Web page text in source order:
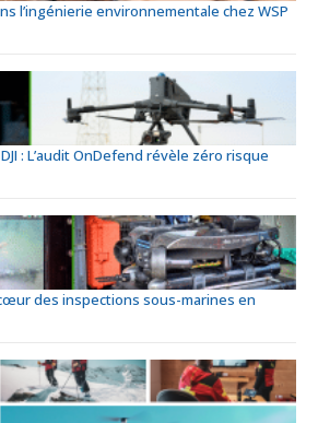
l’ingénierie environnementale chez WSP
: L’audit OnDefend révèle zéro risque
des inspections sous-marines en